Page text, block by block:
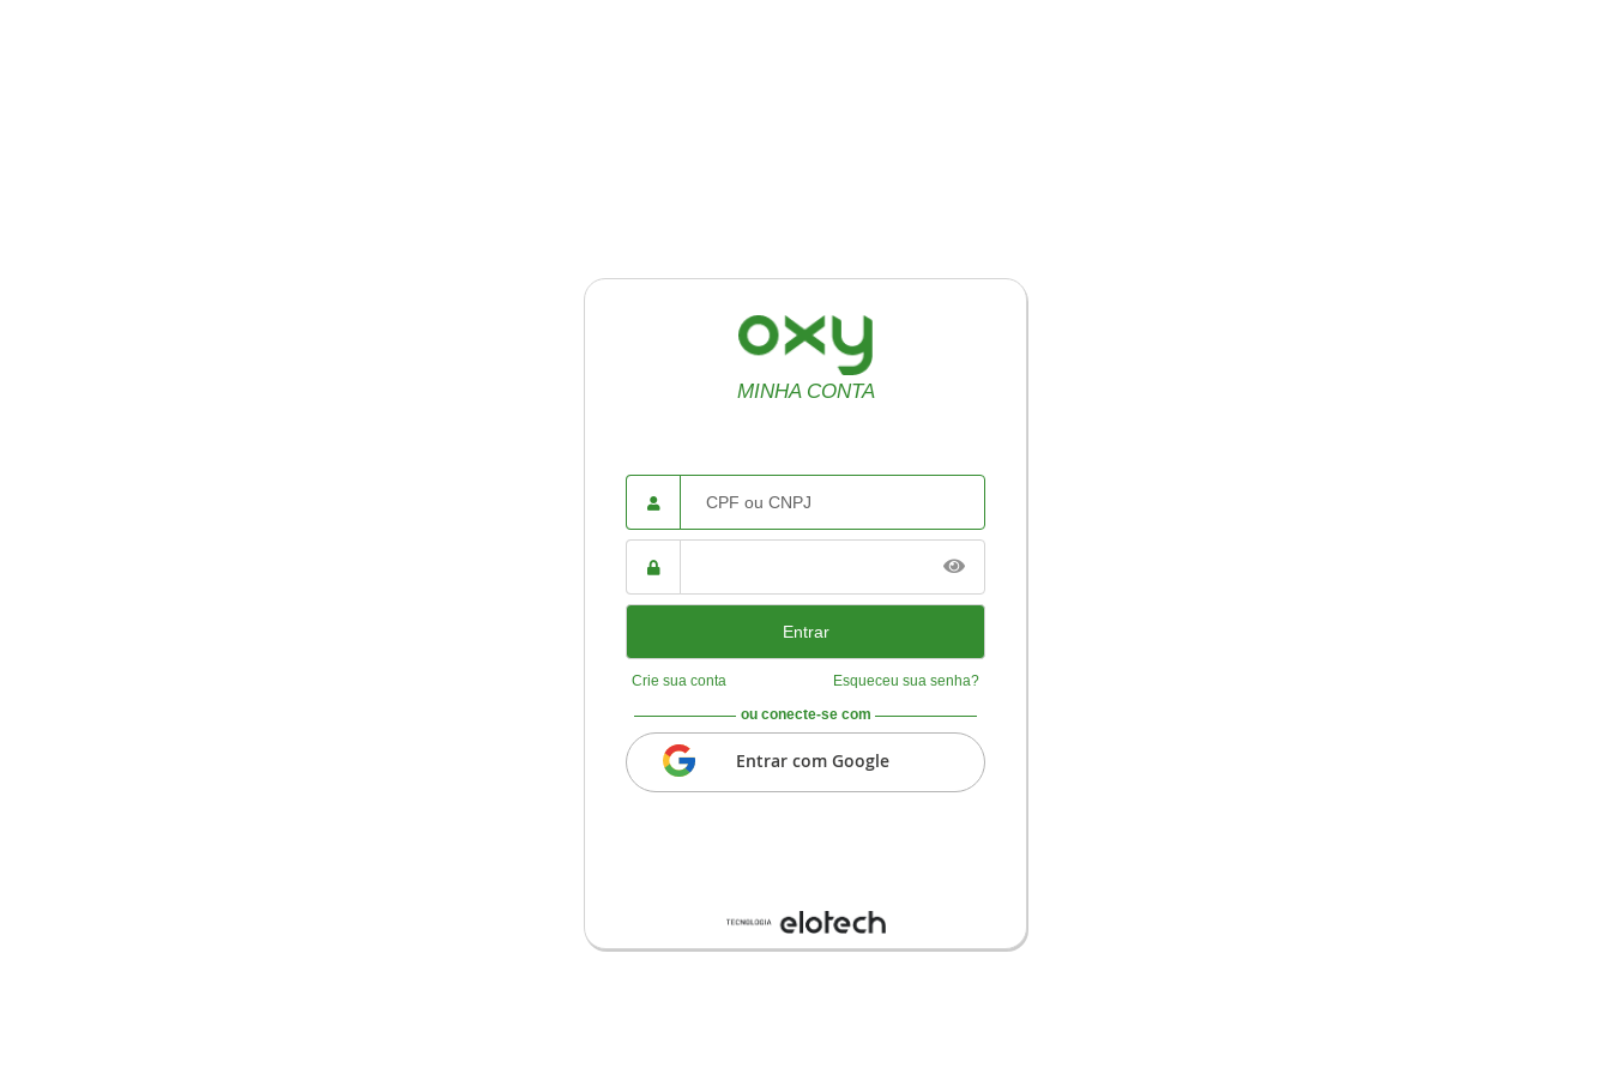
MINHA CONTA
CPF ou
CNPJ
Senha
Crie sua conta Esqueceu sua senha?
ou conecte-se com